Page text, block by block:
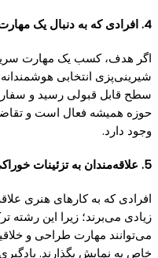
4. افرادی که به دنبال یک مهارت پول‌ساز و زودبازده هستند
اگر هدف، کسب یک مهارت سریع
شیرینی‌پزی انتخابی
سطح قابل قبولی رسید و
حوزه همیشه فعال است و
وجود دارد.
5. علاقه‌مندان به تزئینات خوراکی و کارهای هنری
افرادی که به کارهای هنری
زیادی می‌برند؛ زیرا این رشته
می‌توانند مهارت‌ طراحی و
خاص به نمایش بگذارند.